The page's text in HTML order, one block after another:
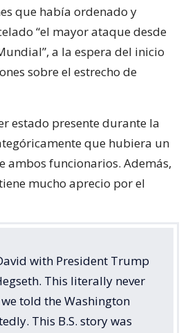
que había ordenado y
“el mayor ataque desde
a la espera del inicio
sobre el estrecho de
estado presente durante la
que hubiera un
ambos funcionarios. Además,
mucho aprecio por el
with President Trump
This literally never
told the Washington
This B.S. story was